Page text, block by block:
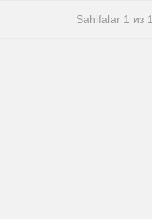
Sahifalar 1 из 1